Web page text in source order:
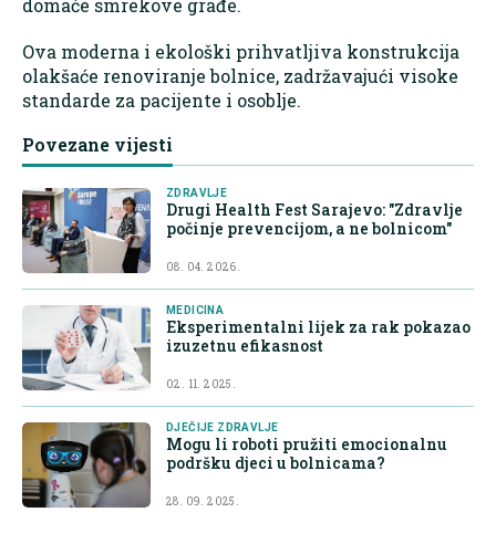
domaće smrekove građe.
Ova moderna i ekološki prihvatljiva konstrukcija
olakšaće renoviranje bolnice, zadržavajući visoke
standarde za pacijente i osoblje.
Povezane vijesti
ZDRAVLJE
Drugi Health Fest Sarajevo: "Zdravlje
počinje prevencijom, a ne bolnicom"
08. 04. 2026.
MEDICINA
Eksperimentalni lijek za rak pokazao
izuzetnu efikasnost
02. 11. 2025.
DJEČIJE ZDRAVLJE
Mogu li roboti pružiti emocionalnu
podršku djeci u bolnicama?
28. 09. 2025.